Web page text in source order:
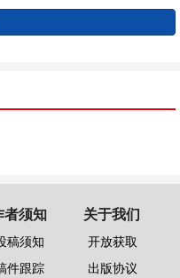
者须知
稿须知
件跟踪
关于我们
开放获取
出版协议